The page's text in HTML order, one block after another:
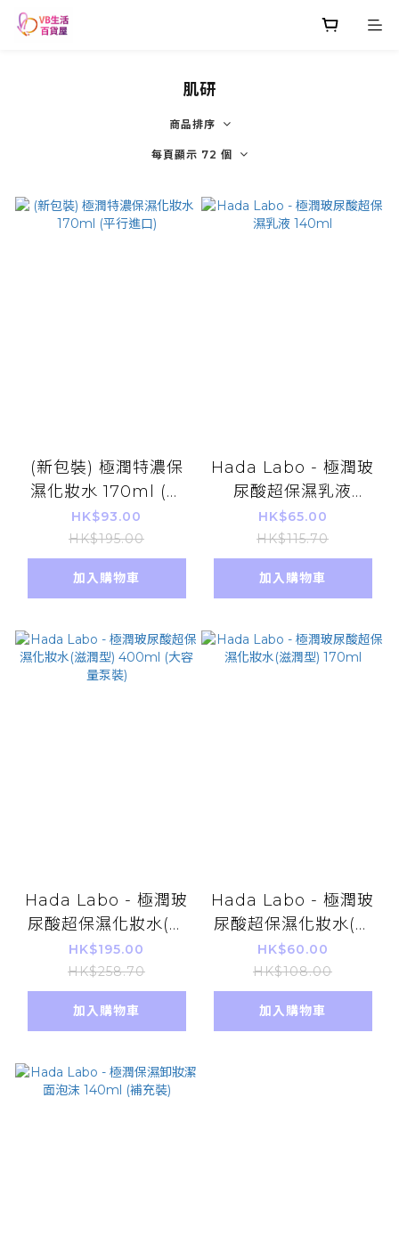
肌研
商品排序
每頁顯示 72 個
(新包裝) 極潤特濃保
濕化妝水 170ml (平
行進口)
HK$93.00
HK$195.00
加入購物車
Hada Labo - 極潤玻
尿酸超保濕乳液
140ml
HK$65.00
HK$115.70
加入購物車
Hada Labo - 極潤玻
尿酸超保濕化妝水(滋
潤型) 400ml (大容量
泵裝)
HK$195.00
HK$258.70
加入購物車
Hada Labo - 極潤玻
尿酸超保濕化妝水(滋
潤型) 170ml
HK$60.00
HK$108.00
加入購物車